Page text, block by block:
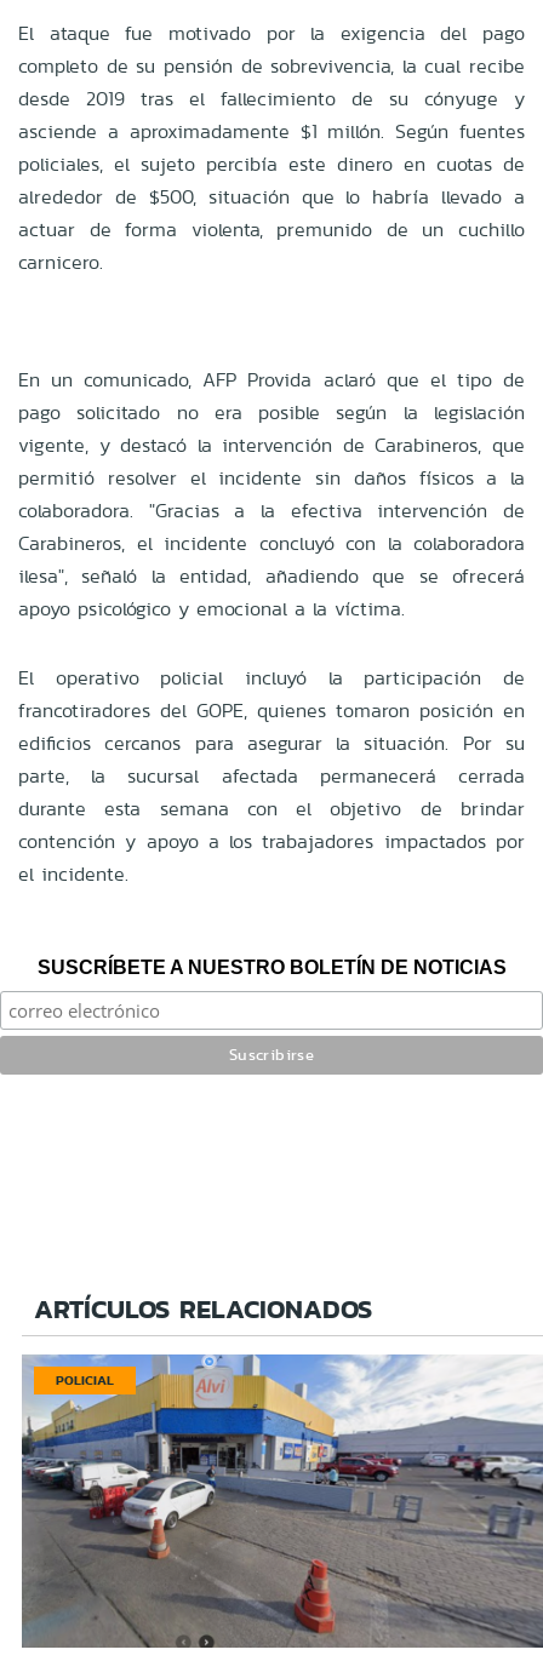
El ataque fue motivado por la exigencia del pago
completo de su pensión de sobrevivencia, la cual recibe
desde 2019 tras el fallecimiento de su cónyuge y
asciende a aproximadamente $1 millón. Según fuentes
policiales, el sujeto percibía este dinero en cuotas de
alrededor de $500, situación que lo habría llevado a
actuar de forma violenta, premunido de un cuchillo
carnicero.
En un comunicado, AFP Provida aclaró que el tipo de
pago solicitado no era posible según la legislación
vigente, y destacó la intervención de Carabineros, que
permitió resolver el incidente sin daños físicos a la
colaboradora. "Gracias a la efectiva intervención de
Carabineros, el incidente concluyó con la colaboradora
ilesa", señaló la entidad, añadiendo que se ofrecerá
apoyo psicológico y emocional a la víctima.
El operativo policial incluyó la participación de
francotiradores del GOPE, quienes tomaron posición en
edificios cercanos para asegurar la situación. Por su
parte, la sucursal afectada permanecerá cerrada
durante esta semana con el objetivo de brindar
contención y apoyo a los trabajadores impactados por
el incidente.
SUSCRÍBETE A NUESTRO BOLETÍN DE NOTICIAS
ARTÍCULOS RELACIONADOS
POLICIAL